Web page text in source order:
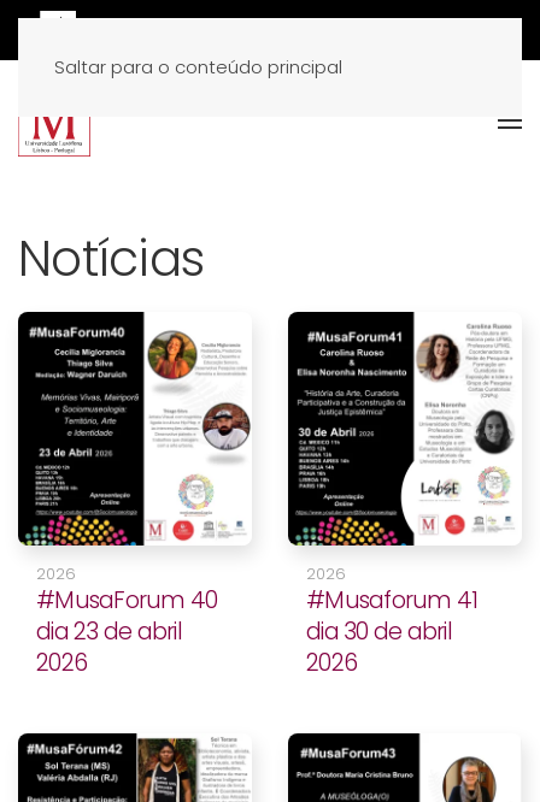
Saltar para o conteúdo principal
Notícias
2026
#MusaForum 40
dia 23 de abril
2026
2026
#Musaforum 41
dia 30 de abril
2026